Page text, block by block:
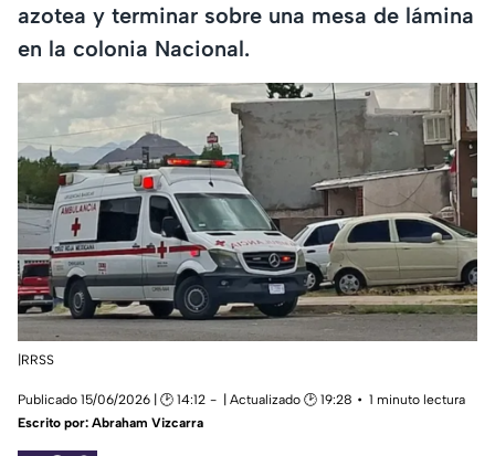
azotea y terminar sobre una mesa de lámina
en la colonia Nacional.
|RRSS
Publicado 15/06/2026 | 🕑 14:12 | Actualizado 🕑 19:28
1 minuto lectura
Escrito por: Abraham Vizcarra